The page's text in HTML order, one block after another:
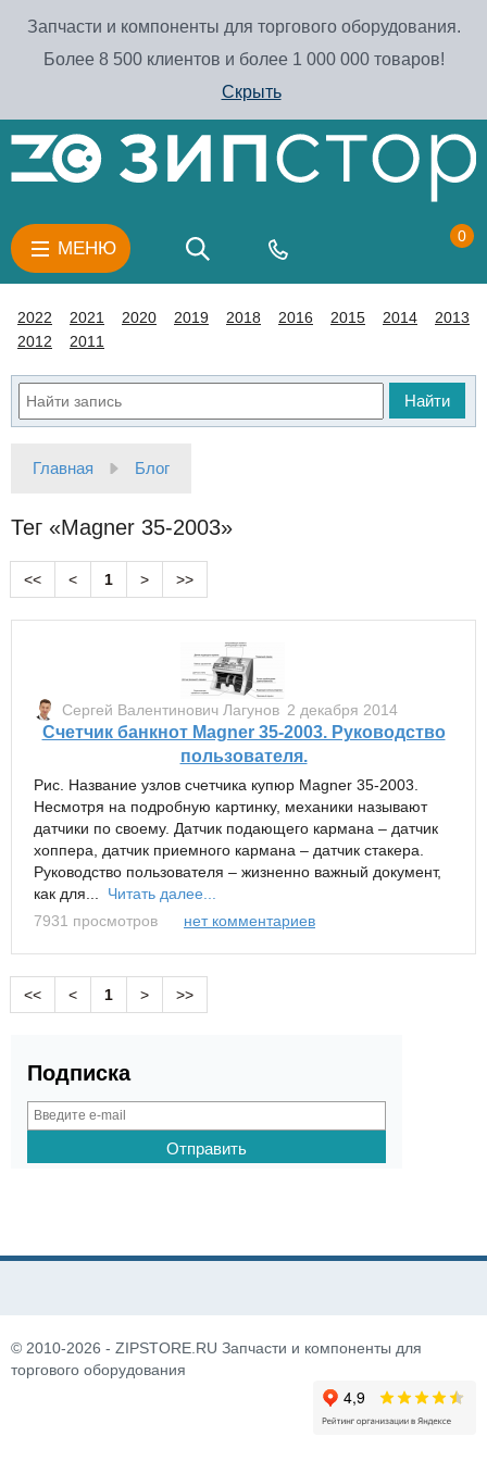
Запчасти и компоненты для торгового оборудования.
Более 8 500 клиентов и более 1 000 000 товаров!
Скрыть
МЕНЮ
0
2022 2021 2020 2019 2018 2016 2015 2014
2013
2012
2011
Найти
Главная Блог
Тег «Magner 35-2003»
<< < 1 > >>
Сергей Валентинович Лагунов 2 декабря 2014
Счетчик банкнот Magner 35-2003. Руководство
пользователя.
Рис. Название узлов счетчика купюр Magner 35-2003.
Несмотря на подробную картинку, механики называют
датчики по своему. Датчик подающего кармана – датчик
хоппера, датчик приемного кармана – датчик стакера.
Руководство пользователя – жизненно важный документ,
как для... Читать далее...
7931 просмотров
нет комментариев
<< < 1 > >>
Подписка
© 2010-2026 - ZIPSTORE.RU Запчасти и компоненты для
торгового оборудования